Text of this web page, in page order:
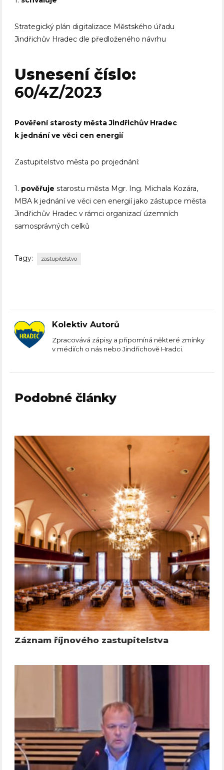
Strategický plán digitalizace Městského úřadu
Jindřichův Hradec dle předloženého návrhu
Usnesení číslo:
60/4Z/2023
Pověření starosty města Jindřichův Hradec
k jednání ve věci cen energií
Zastupitelstvo města po projednání:
1. pověřujestarostu města Mgr. Ing. Michala Kozára,
MBA k jednání ve věci cen energií jako zástupce města
Jindřichův Hradec v rámci organizací územních
samosprávných celků
Tagy: zastupitelstvo
Kolektiv Autorů
Zpracovává zápisy a připomíná některé zmínky
v médiích o nás nebo Jindřichově Hradci.
Podobné články
Záznam říjnového zastupitelstva